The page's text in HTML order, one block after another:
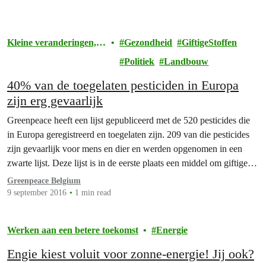
Kleine veranderingen,
Gezondheid
GiftigeStoffen
Politiek
Landbouw
40% van de toegelaten pesticiden in Europa
zijn erg gevaarlijk
Greenpeace heeft een lijst gepubliceerd met de 520 pesticides die
in Europa geregistreerd en toegelaten zijn. 209 van die pesticides
zijn gevaarlijk voor mens en dier en werden opgenomen in een
zwarte lijst. Deze lijst is in de eerste plaats een middel om giftige
pesticides te herkennen en het gebruik ervan te ontmoedigen.
Greenpeace Belgium
9 september 2016
1 min read
Werken aan een betere toekomst Energie
Engie kiest voluit voor zonne-energie! Jij ook?